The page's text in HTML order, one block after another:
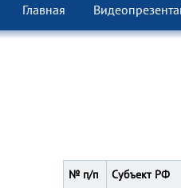
Главная
№ п/п
Субъект РФ